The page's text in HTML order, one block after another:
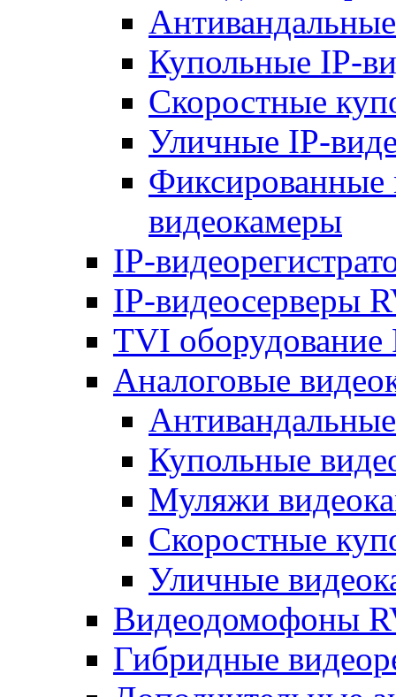
Купольные IP-
Скоростные
Уличные IP-
Фиксированные
видеокамеры
IP-
IP-видеосерверы
TVI оборудование
Аналоговые
Купольные
Муляжи
Скоростные
Уличные
Видеодомофоны
Гибридные